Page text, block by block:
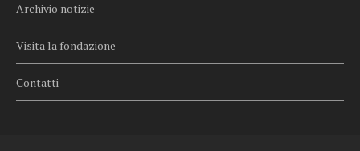
Archivio notizie
Visita la fondazione
Contatti